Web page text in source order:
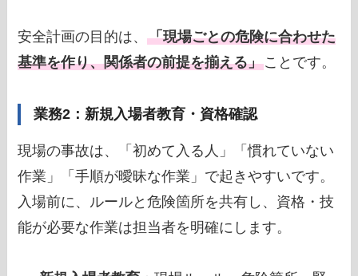
安全計画の目的は、「現場ごとの危険に合わせた
基準を作り、関係者の前提を揃える」ことです。
業務2：新規入場者教育・資格確認
現場の事故は、「初めて入る人」「慣れていない
作業」「手順が曖昧な作業」で起きやすいです。
入場前に、ルールと危険箇所を共有し、資格・技
能が必要な作業は担当者を明確にします。